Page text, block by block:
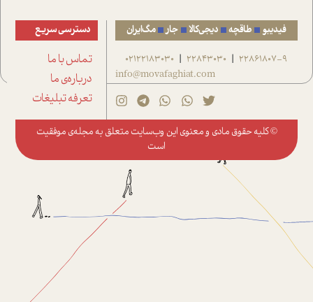
فیدیبو طاقچه دیجی‌کالا جار مگ‌ایران
22861807-9
|
22843030
|
02122183030
info@movafaghiat.com
دسترسی سریع
تماس با ما
درباره‌ی ما
تعرفه تبلیغات
© کلیه حقوق مادی و معنوی این وب‌سایت متعلق به مجله‌ی موفقیت
است